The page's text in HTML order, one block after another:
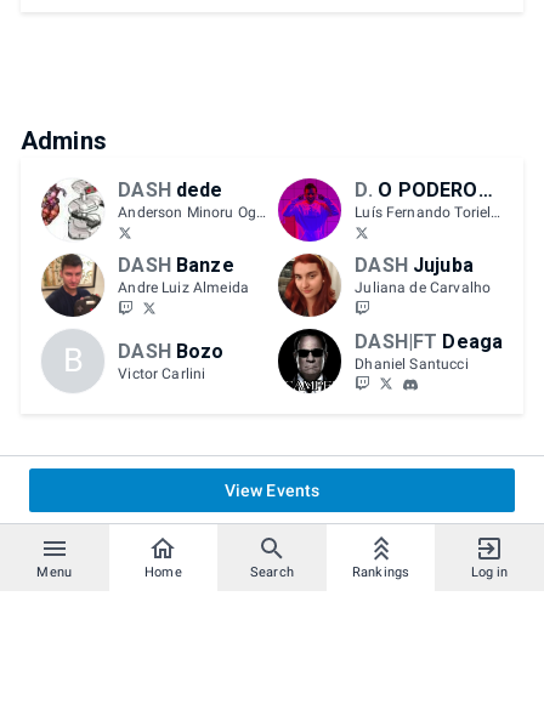
Menu Home Search Rankings Log in
Admins
DASH dede
Anderson Minoru Ogura
DASH O PODEROSO PHC
Luís Fernando Toriello dos Santos
DASH Banze
Andre Luiz Almeida
DASH Jujuba
Juliana de Carvalho
B DASH Bozo
Victor Carlini
DASH|FT Deaga
Dhaniel Santucci
View Events